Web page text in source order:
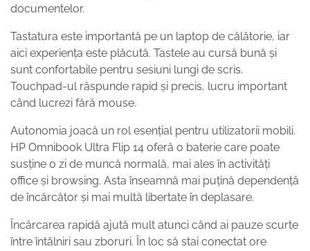
documentelor.
Tastatura este importantă pe un laptop de călătorie, iar
aici experiența este plăcută. Tastele au cursă bună și
sunt confortabile pentru sesiuni lungi de scris.
Touchpad-ul răspunde rapid și precis, lucru important
când lucrezi fără mouse.
Autonomia joacă un rol esențial pentru utilizatorii mobili.
HP Omnibook Ultra Flip 14 oferă o baterie care poate
susține o zi de muncă normală, mai ales în activități
office și browsing. Asta înseamnă mai puțină dependență
de încărcător și mai multă libertate în deplasare.
Încărcarea rapidă ajută mult atunci când ai pauze scurte
între întâlniri sau zboruri. În loc să stai conectat ore